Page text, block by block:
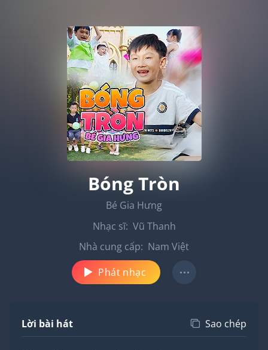
Bóng Tròn
Bé Gia Hưng
Nhạc sĩ: Vũ Thanh
Nhà cung cấp: Nam Việt
Phát nhạc
Lời bài hát Sao chép